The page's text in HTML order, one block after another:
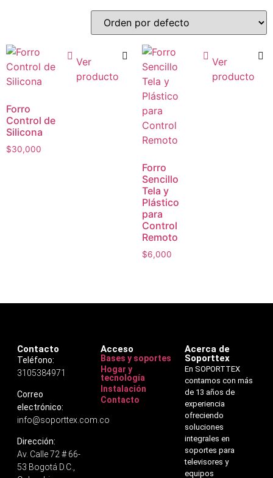
Forro
Control de
Silicona
$30,000
Ver
producto
Forro
Sencillo
Tela y
Plástico
para
Control
Remoto
$6,000
Ver
producto
Contacto
Teléfono:
3105384971
Correo
electrónico:
info@soporttex.com.co
Dirección:
Av. Calle 72 # 66-
53 Bogotá D.C.,
Acceso
Bases y soportes
Hogar y
tecnología
Instalación
Contacto
Acerca de
Soporttex
En SOPORTTEX
contamos con más
de 13 años de
experiencia
ofreciendo
soluciones
integrales en
soportes para
televisores y
equipos